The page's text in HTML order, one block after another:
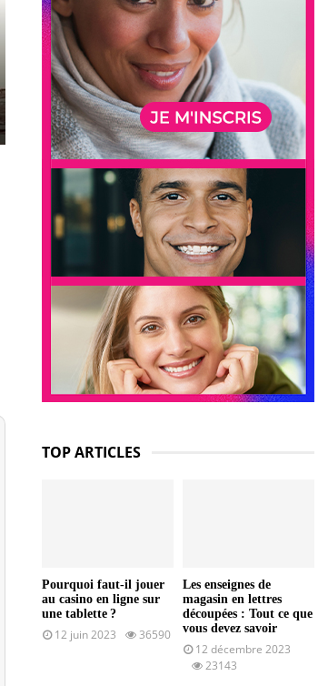
TOP ARTICLES
Pourquoi faut-il jouer
au casino en ligne sur
une tablette ?
12 juin 2023 36590
Les enseignes de
magasin en lettres
découpées : Tout ce que
vous devez savoir
12 décembre 2023
23143